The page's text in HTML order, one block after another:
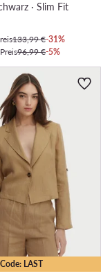
· Slim Fit
133,99 €-31%
96,99 €-5%
LAST